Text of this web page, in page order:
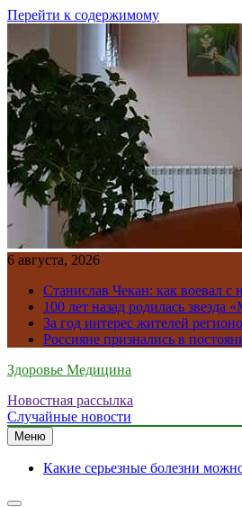
Перейти к содержимому
6 августа, 2026
Станислав Чекан: как воевал
100 лет назад родилась
За год интерес жителей
Россияне признались в
Здоровье Медицина
Новостная рассылка
Случайные новости
Меню
Какие серьезные болезни